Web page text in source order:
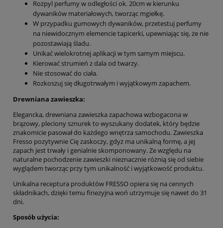
Rozpyl perfumy w odległości ok. 20cm w kierunku
dywaników materiałowych, tworząc mgiełkę.
W przypadku gumowych dywaników, przetestuj perfumy
na niewidocznym elemencie tapicerki, upewniając się, że nie
pozostawiają śladu.
Unikać wielokrotnej aplikacji w tym samym miejscu.
Kierować strumień z dala od twarzy.
Nie stosować do ciała.
Rozkoszuj się długotrwałym i wyjątkowym zapachem.
Drewniana zawieszka:
Elegancka, drewniana zawieszka zapachowa wzbogacona w
brązowy, pleciony sznurek to wyszukany dodatek, który będzie
znakomicie pasował do każdego wnętrza samochodu. Zawieszka
Fresso pozytywnie Cię zaskoczy, gdyż ma unikalną formę, a jej
zapach jest trwały i genialnie skomponowany. Ze względu na
naturalne pochodzenie zawieszki nieznacznie różnią się od siebie
wyglądem tworząc przy tym unikalność i wyjątkowość produktu.
Unikalna receptura produktów FRESSO opiera się na cennych
składnikach, dzięki temu finezyjna woń utrzymuje się nawet do 31
dni.
Sposób użycia: